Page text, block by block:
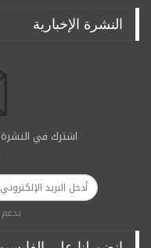
النشرة الإخبارية
اشترك في النشرة